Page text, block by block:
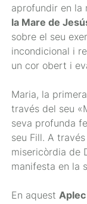
aprofundir en la
la Mare de
sobre el seu
incondicional i
un cor obert i
Maria, la
través del seu
seva profunda
seu Fill. A
misericòrdia de
manifesta en la
En aquest